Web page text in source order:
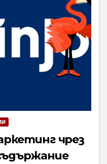
чрез